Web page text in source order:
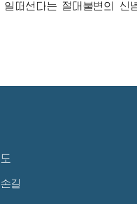
떠선다는 절대불변의 신
길